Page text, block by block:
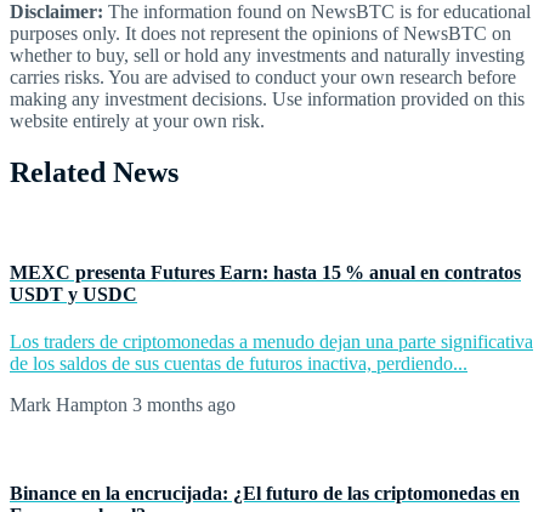
Disclaimer: The information found on NewsBTC is for educational
purposes only. It does not represent the opinions of NewsBTC on
whether to buy, sell or hold any investments and naturally investing
carries risks. You are advised to conduct your own research before
making any investment decisions. Use information provided on this
website entirely at your own risk.
Related News
MEXC presenta Futures Earn: hasta 15 % anual en contratos
USDT y USDC
Los traders de criptomonedas a menudo dejan una parte significativa
de los saldos de sus cuentas de futuros inactiva, perdiendo...
Mark Hampton 3 months ago
Binance en la encrucijada: ¿El futuro de las criptomonedas en